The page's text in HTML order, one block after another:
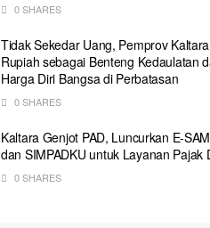
0 SHARES
Tidak Sekedar Uang, Pemprov
Rupiah sebagai Benteng Kedaulatan
Harga Diri Bangsa di Perbatasan
0 SHARES
Kaltara Genjot PAD, Luncurkan E-
dan SIMPADKU untuk Layanan Pajak
0 SHARES